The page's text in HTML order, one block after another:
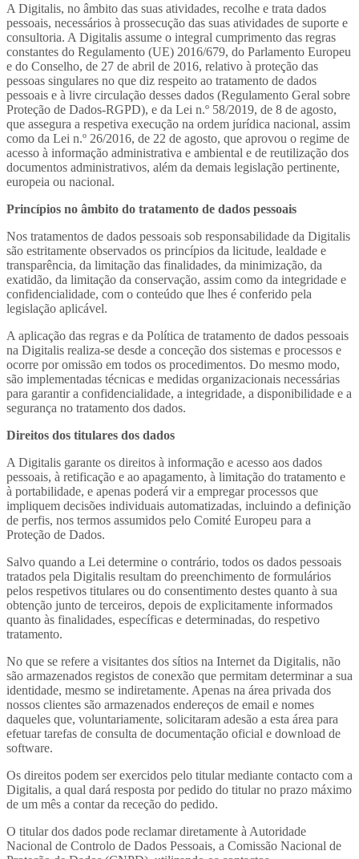
A Digitalis, no âmbito das suas atividades, recolhe e trata dados
pessoais, necessários à prossecução das suas atividades de suporte e
consultoria. A Digitalis assume o integral cumprimento das regras
constantes do Regulamento (UE) 2016/679, do Parlamento Europeu
e do Conselho, de 27 de abril de 2016, relativo à proteção das
pessoas singulares no que diz respeito ao tratamento de dados
pessoais e à livre circulação desses dados (Regulamento Geral sobre
Proteção de Dados-RGPD), e da Lei n.º 58/2019, de 8 de agosto,
que assegura a respetiva execução na ordem jurídica nacional, assim
como da Lei n.º 26/2016, de 22 de agosto, que aprovou o regime de
acesso à informação administrativa e ambiental e de reutilização dos
documentos administrativos, além da demais legislação pertinente,
europeia ou nacional.
Princípios no âmbito do tratamento de dados pessoais
Nos tratamentos de dados pessoais sob responsabilidade da Digitalis
são estritamente observados os princípios da licitude, lealdade e
transparência, da limitação das finalidades, da minimização, da
exatidão, da limitação da conservação, assim como da integridade e
confidencialidade, com o conteúdo que lhes é conferido pela
legislação aplicável.
A aplicação das regras e da Política de tratamento de dados pessoais
na Digitalis realiza-se desde a conceção dos sistemas e processos e
ocorre por omissão em todos os procedimentos. Do mesmo modo,
são implementadas técnicas e medidas organizacionais necessárias
para garantir a confidencialidade, a integridade, a disponibilidade e a
segurança no tratamento dos dados.
Direitos dos titulares dos dados
A Digitalis garante os direitos à informação e acesso aos dados
pessoais, à retificação e ao apagamento, à limitação do tratamento e
à portabilidade, e apenas poderá vir a empregar processos que
impliquem decisões individuais automatizadas, incluindo a definição
de perfis, nos termos assumidos pelo Comité Europeu para a
Proteção de Dados.
Salvo quando a Lei determine o contrário, todos os dados pessoais
tratados pela Digitalis resultam do preenchimento de formulários
pelos respetivos titulares ou do consentimento destes quanto à sua
obtenção junto de terceiros, depois de explicitamente informados
quanto às finalidades, específicas e determinadas, do respetivo
tratamento.
No que se refere a visitantes dos sítios na Internet da Digitalis, não
são armazenados registos de conexão que permitam determinar a sua
identidade, mesmo se indiretamente. Apenas na área privada dos
nossos clientes são armazenados endereços de email e nomes
daqueles que, voluntariamente, solicitaram adesão a esta área para
efetuar tarefas de consulta de documentação oficial e download de
software.
Os direitos podem ser exercidos pelo titular mediante contacto com a
Digitalis, a qual dará resposta por pedido do titular no prazo máximo
de um mês a contar da receção do pedido.
O titular dos dados pode reclamar diretamente à Autoridade
Nacional de Controlo de Dados Pessoais, a Comissão Nacional de